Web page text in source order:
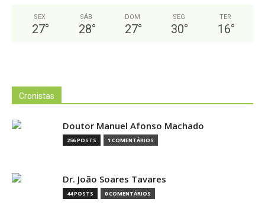
SEX
27°
SÁB
28°
DOM
27°
SEG
30°
TER
16°
Cronistas
Doutor Manuel Afonso Machado
256 POSTS 1 COMENTÁRIOS
Dr. João Soares Tavares
44 POSTS 0 COMENTÁRIOS